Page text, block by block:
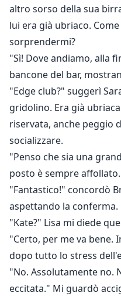
altro sorso della sua
lui era già ubriaco.
sorprendermi?
"Sì! Dove andiamo, alla
bancone del bar,
"Edge club?" suggerì
gridolino. Era già
riservata, anche peggio
socializzare.
"Penso che sia una
posto è sempre
"Fantastico!" concordò
aspettando la conferma.
"Kate?" Lisa mi diede
"Certo, per me va bene.
dopo tutto lo stress
"No. Assolutamente no.
eccitata." Mi guardò